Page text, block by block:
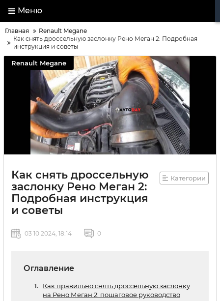
Меню
Главная
Renault Megane
Как снять дроссельную заслонку Рено Меган 2: Подробная
инструкция и советы
Renault Megane
Как снять дроссельную
заслонку Рено Меган 2:
Подробная инструкция
и советы
Категории
03 10 2024, 18:14 0
Оглавление
Как правильно снять дроссельную заслонку
на Рено Меган 2: пошаговое руководство